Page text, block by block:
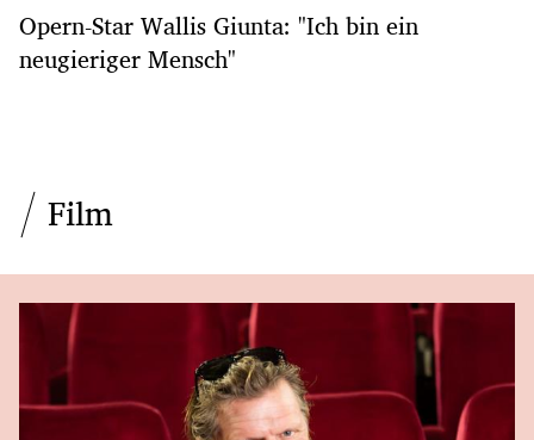
Opern-Star Wallis Giunta: "Ich bin ein
neugieriger Mensch"
Film